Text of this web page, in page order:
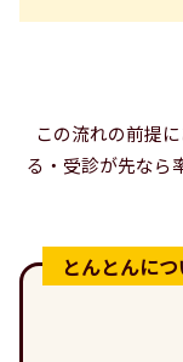
この流れの前提
る・受診が先なら